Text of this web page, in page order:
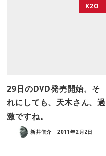
K2O
29日のDVD発売開始。そ
れにしても、天木さん、過
激ですね。
新井信介 2011年2月2日